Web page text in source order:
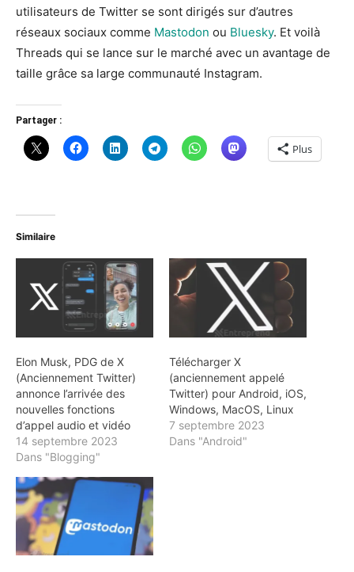
utilisateurs de Twitter se sont dirigés sur d’autres
réseaux sociaux comme Mastodon ou Bluesky. Et voilà
Threads qui se lance sur le marché avec un avantage de
taille grâce sa large communauté Instagram.
Partager :
Plus
Similaire
Elon Musk, PDG de X
(Anciennement Twitter)
annonce l’arrivée des
nouvelles fonctions
d’appel audio et vidéo
14 septembre 2023
Dans "Blogging"
Télécharger X
(anciennement appelé
Twitter) pour Android, iOS,
Windows, MacOS, Linux
7 septembre 2023
Dans "Android"